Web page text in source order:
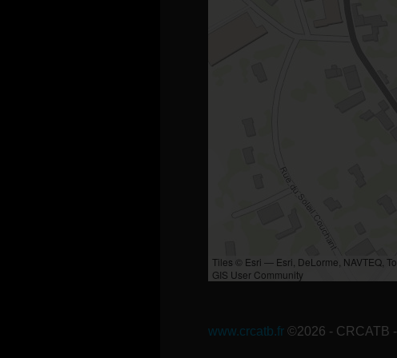
Tiles © Esri — Esri, DeLorme, NAVTEQ,
GIS User Community
www.crcatb.fr ©2026 - CRCATB -